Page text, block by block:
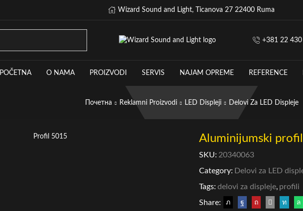
Wizard Sound and Light, Ticanova 27 22400 Ruma
+381 22
POČETNA O NAMA PROIZVODI SERVIS NAJAM OPREME REFERENCE
Почетна Reklamni Proizvodi LED Displeji Delovi Za LED Displeje
Aluminijumski
SKU: 20340063
Category: Delovi za LED
Tags: delovi za displeje, profili
Share: